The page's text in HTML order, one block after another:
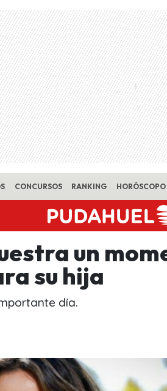
CONCURSOS RANKING HORÓSCOPO
un
su hija
día.